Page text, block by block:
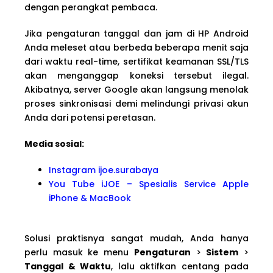
dengan perangkat pembaca.
Jika pengaturan tanggal dan jam di HP Android
Anda meleset atau berbeda beberapa menit saja
dari waktu real-time, sertifikat keamanan SSL/TLS
akan menganggap koneksi tersebut ilegal.
Akibatnya, server Google akan langsung menolak
proses sinkronisasi demi melindungi privasi akun
Anda dari potensi peretasan.
Media sosial:
Instagram ijoe.surabaya
You Tube iJOE – Spesialis Service Apple
iPhone & MacBook
Solusi praktisnya sangat mudah, Anda hanya
perlu masuk ke menu Pengaturan > Sistem >
Tanggal & Waktu, lalu aktifkan centang pada